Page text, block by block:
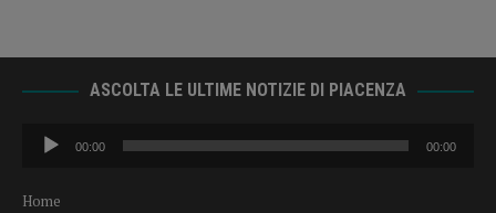
ASCOLTA LE ULTIME NOTIZIE DI PIACENZA
Audio
Player
00:00 00:00
Home